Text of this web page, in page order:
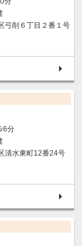
弓削６丁目２番１号
6分
清水東町12番24号